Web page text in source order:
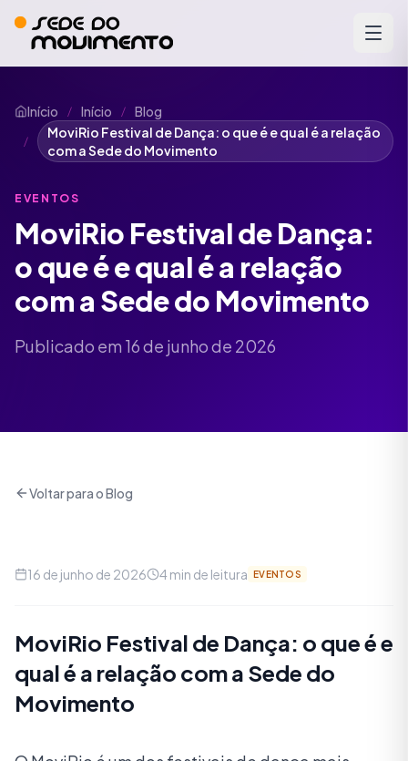
Início / Início / Blog
/
MoviRio Festival de Dança: o que é e qual é a relação
com a Sede do Movimento
EVENTOS
MoviRio Festival de Dança:
o que é e qual é a relação
com a Sede do Movimento
Publicado em 16 de junho de 2026
Voltar para o Blog
16 de junho de 2026 4 min de leitura EVENTOS
MoviRio Festival de Dança: o que é e
qual é a relação com a Sede do
Movimento